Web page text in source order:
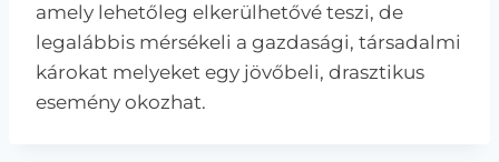
amely lehetőleg elkerülhetővé teszi, de
legalábbis mérsékeli a gazdasági, társadalmi
károkat melyeket egy jövőbeli, drasztikus
esemény okozhat.